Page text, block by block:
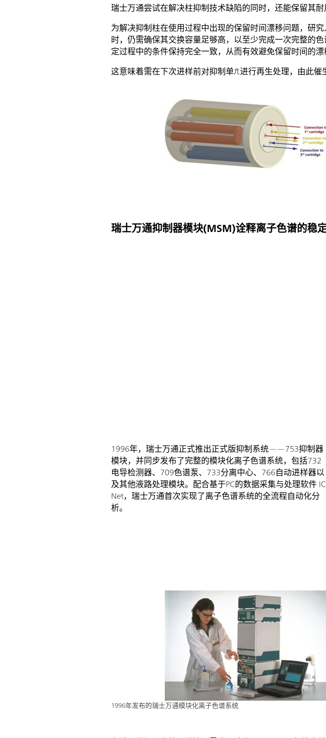
瑞士万通尝试在解决柱抑制技术缺陷的同时，还能保留其耐
为解决抑制柱在使用过程中出现的保留时间漂移问题，研
时，仍需确保其交换容量足够高，以至少完成一次完整的
定过程中的条件保持完全一致，从而有效避免保留时间的漂
这意味着需在下次进样前对抑制单元进行再生处理，由此催
瑞士万通抑制器模块(MSM)诠释离子色谱的稳
1996年，瑞士万通正式推出正式版抑制系统——753抑制器
模块，并同步发布了完整的模块化离子色谱系统，包括732
电导检测器、709色谱泵、733分离中心、766自动进样器以
及其他液路处理模块。配合基于PC的数据采集与处理软件 IC
Net，瑞士万通首次实现了离子色谱系统的全流程自动化分
析。
1996年发布的瑞士万通模块化离子色谱系统